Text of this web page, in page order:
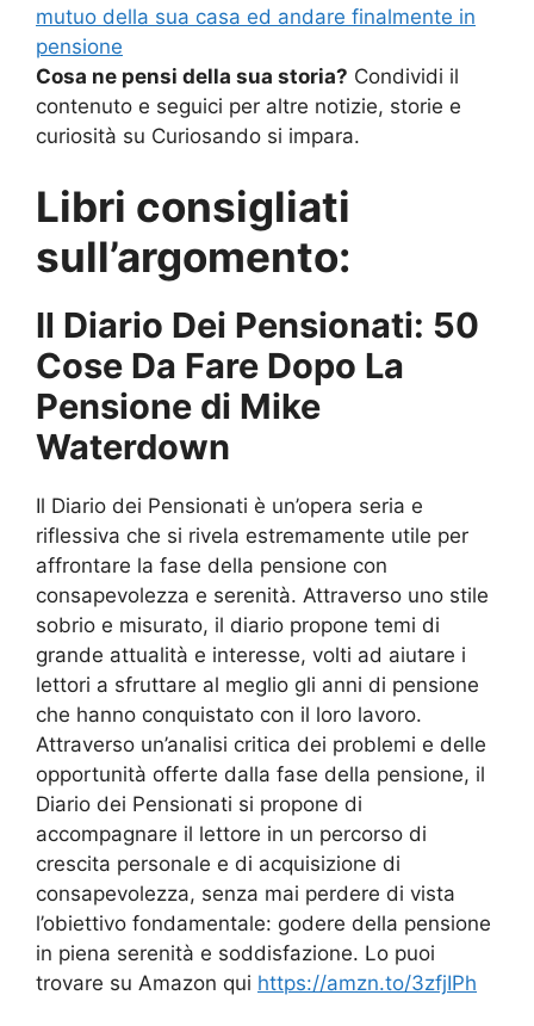
mutuo della sua casa ed andare finalmente in
pensione
Cosa ne pensi della sua storia? Condividi il
contenuto e seguici per altre notizie, storie e
curiosità su Curiosando si impara.
Libri consigliati
sull’argomento:
Il Diario Dei Pensionati: 50
Cose Da Fare Dopo La
Pensione di Mike
Waterdown
Il Diario dei Pensionati è un’opera seria e
riflessiva che si rivela estremamente utile per
affrontare la fase della pensione con
consapevolezza e serenità. Attraverso uno stile
sobrio e misurato, il diario propone temi di
grande attualità e interesse, volti ad aiutare i
lettori a sfruttare al meglio gli anni di pensione
che hanno conquistato con il loro lavoro.
Attraverso un’analisi critica dei problemi e delle
opportunità offerte dalla fase della pensione, il
Diario dei Pensionati si propone di
accompagnare il lettore in un percorso di
crescita personale e di acquisizione di
consapevolezza, senza mai perdere di vista
l’obiettivo fondamentale: godere della pensione
in piena serenità e soddisfazione. Lo puoi
trovare su Amazon qui https://amzn.to/3zfjIPh